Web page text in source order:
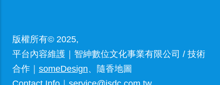
版權所有© 2025,
平台內容維護｜智紳數位文化事業有限公司 / 技術
合作｜ someDesign、隨香地圖